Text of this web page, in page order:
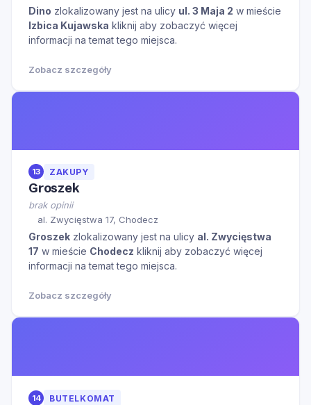
Dino zlokalizowany jest na ulicy ul. 3 Maja 2 w mieście
Izbica Kujawska kliknij aby zobaczyć więcej
informacji na temat tego miejsca.
Zobacz szczegóły
13 ZAKUPY
Groszek
brak opinii
al. Zwycięstwa 17, Chodecz
Groszek zlokalizowany jest na ulicy al. Zwycięstwa
17 w mieście Chodecz kliknij aby zobaczyć więcej
informacji na temat tego miejsca.
Zobacz szczegóły
14 BUTELKOMAT